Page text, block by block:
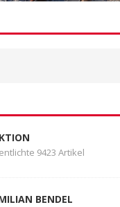
9423 Artikel
BENDEL